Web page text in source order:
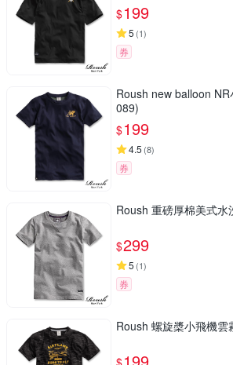
$199
5 (1)
券
Roush new balloon
089)
$199
4.5 (8)
券
Roush 重磅厚棉美式
$299
5 (1)
券
Roush 螺旋槳小飛機